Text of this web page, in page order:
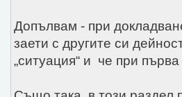
Допълвам - при
заети с другите си
„ситуация“ и че при